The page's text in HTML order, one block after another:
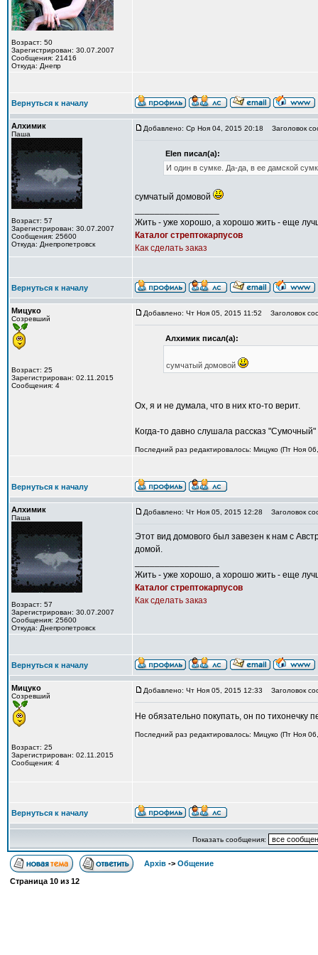
Возраст: 50
Зарегистрирован: 30.07.2007
Сообщения: 21416
Откуда: Днепр
Вернуться к началу
Алхимик
Паша
Возраст: 57
Зарегистрирован: 30.07.2007
Сообщения: 25600
Откуда: Днепропетровск
Добавлено: Ср Ноя 04, 2015 20:18 Заголовок
Elen писал(а):
И один в сумке. Да-да, в ее дамской
сумчатый домовой
Жить - уже хорошо, а хорошо жить - еще
Каталог стрептокарпусов
Как сделать заказ
Вернуться к началу
Мицуко
Созревший
Возраст: 25
Зарегистрирован: 02.11.2015
Сообщения: 4
Добавлено: Чт Ноя 05, 2015 11:52 Заголовок
Алхимик писал(а):
сумчатый домовой
Ох, я и не думала, что в них кто-то верит.
Когда-то давно слушала рассказ
Последний раз редактировалось: Мицуко (Пт Ноя
Вернуться к началу
Алхимик
Паша
Возраст: 57
Зарегистрирован: 30.07.2007
Сообщения: 25600
Откуда: Днепропетровск
Добавлено: Чт Ноя 05, 2015 12:28 Заголовок
Этот вид домового был завезен к нам с
домой.
Жить - уже хорошо, а хорошо жить - еще
Каталог стрептокарпусов
Как сделать заказ
Вернуться к началу
Мицуко
Созревший
Возраст: 25
Зарегистрирован: 02.11.2015
Сообщения: 4
Добавлено: Чт Ноя 05, 2015 12:33 Заголовок
Не обязательно покупать, он по тихонечку
Последний раз редактировалось: Мицуко (Пт Ноя
Вернуться к началу
Показать сообщения:
Архів -> Общение
Страница 10 из 12